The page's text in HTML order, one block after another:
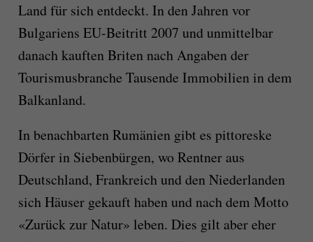
Land für sich entdeckt. In den Jahren vor
Bulgariens EU-Beitritt 2007 und unmittelbar
danach kauften Briten nach Angaben der
Tourismusbranche Tausende Immobilien in dem
Balkanland.
In benachbarten Rumänien gibt es pittoreske
Dörfer in Siebenbürgen, wo Rentner aus
Deutschland, Frankreich und den Niederlanden
sich Häuser gekauft haben und nach dem Motto
«Zurück zur Natur» leben. Dies gilt aber eher